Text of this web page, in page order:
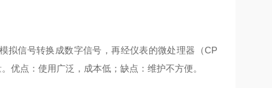
拟信号转换成数字信号，再经仪表的微处理器（CP
优点：使用广泛，成本低；缺点：维护不方便。